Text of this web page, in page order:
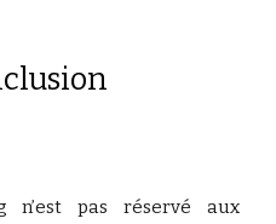
n’est pas réservé aux